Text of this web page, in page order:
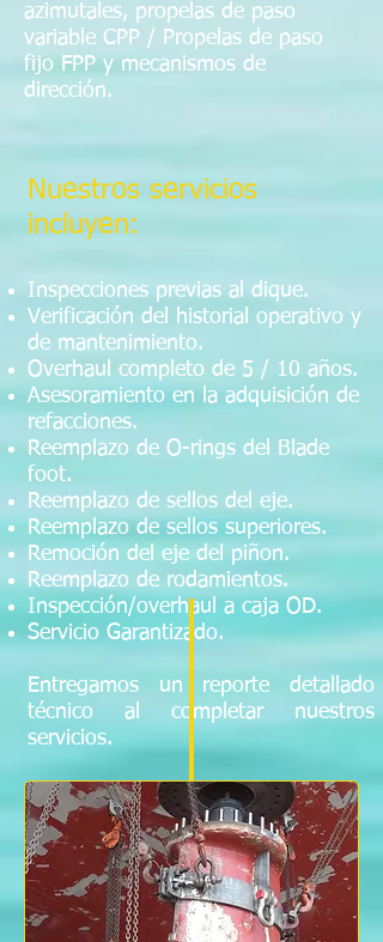
azimutales, propelas de paso
variable CPP / Propelas de paso
fijo FPP y mecanismos de
dirección.
Nuestros servicios
incluyen:
Inspecciones previas al dique.
Verificación del historial operativo y
de mantenimiento.
Overhaul completo de 5 / 10 años.
Asesoramiento en la adquisición de
refacciones.
Reemplazo de O-rings del Blade
foot.
Reemplazo de sellos del eje.
Reemplazo de sellos superiores.
Remoción del eje del piñon.
Reemplazo de rodamientos.
Inspección/overhaul a caja OD.
Servicio Garantizado.
Entregamos un reporte detallado
técnico al completar nuestros
servicios.